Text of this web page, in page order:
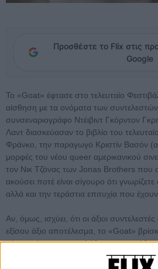
Προσθέστε το Flix στις
Google
To «Goat» έφτασε στο τελευταίο
αίσθηση με τα ονόματα των
συνσεναριογράφο Ντέιβιντ Γκόρντον
Λαντ διασκεύασαν το βιβλίο του
Φράνκο, την παραγωγό Κριστίν Βασόν
μορφές του νέου queer αμερικανικού
τον Νικ Τζόνας των Jonas Brothers που
ακούσει ποτέ είναι σίγουρο ότι
αλλά και την τεράστια επιτυχία που
Αν, όμως, ισχύει, ότι οι άξιοι
εξίσου άξιο αποτέλεσμα, το «Goat»
μέση ανάμεσα στην αλήθεια και το μύθο
κάνει το ίδιο για το τι ακριβώς τελικά